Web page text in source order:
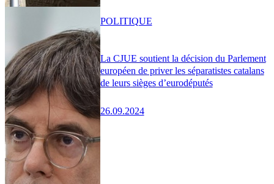
La CJUE soutient la décision du Parlement
européen de priver les séparatistes catalans
de leurs sièges d’eurodéputés
26.09.2024
POLITIQUE